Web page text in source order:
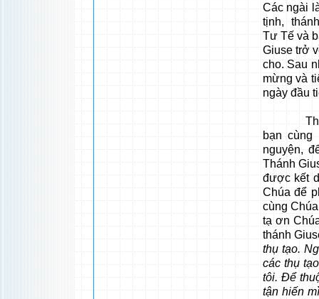
Các ngài
tịnh,
Tư Tế và
Giuse trở
cho. Sau
mừng và
ngày đầu
Theo
bạn
nguyện,
Thánh
được kết
Chúa để
cùng
tạ ơn
thánh
thụ tạo.
các thụ
tôi. Để
tận hiến